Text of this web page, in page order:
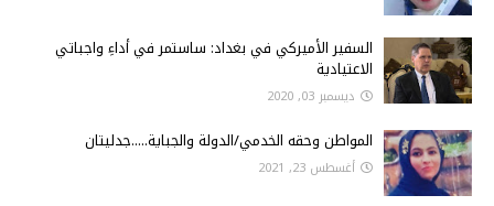
السفير الأميركي في بغداد: ساستمر في أداءِ واجباتي
الاعتيادية
ديسمبر 03, 2020
المواطن وحقه الخدمي/الدولة والجباية.....جدليتان
أغسطس 23, 2021